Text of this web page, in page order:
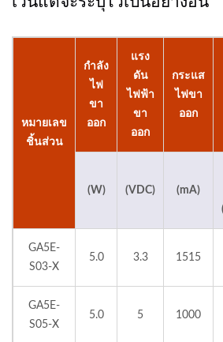
หมายเลข
ชิ้นส่วน
กำลัง
ไฟ
ขา
ออก
แรง
ดัน
ไฟฟ้า
ขา
ออก
กระแส
ไฟขา
ออก
(W) (VDC) (mA)
GA5E-
S03-X
5.0 3.3 1515
GA5E-
S05-X
5.0 5 1000